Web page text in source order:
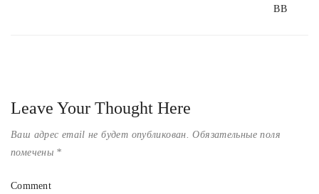
BB
Leave Your Thought Here
Ваш адрес email не будет опубликован. Обязательные поля
помечены *
Comment